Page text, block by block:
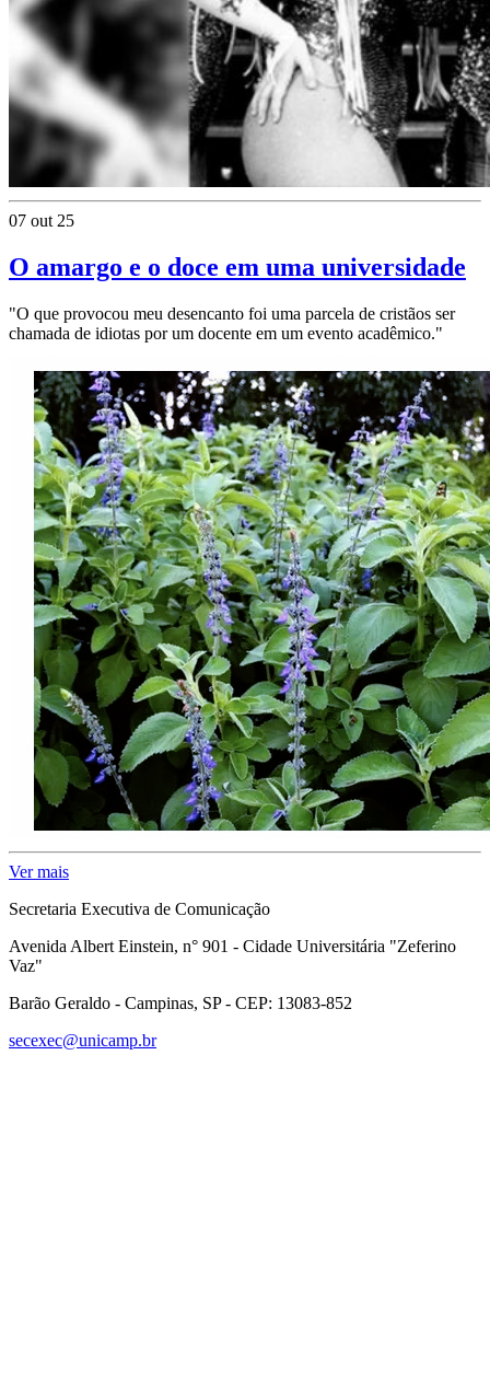
07 out 25
O amargo e o doce em uma universidade
"O que provocou meu desencanto foi uma parcela de cristãos ser
chamada de idiotas por um docente em um evento acadêmico."
Ver mais
Secretaria Executiva de Comunicação
Avenida Albert Einstein, n° 901 - Cidade Universitária "Zeferino
Vaz"
Barão Geraldo - Campinas, SP - CEP: 13083-852
secexec@unicamp.br